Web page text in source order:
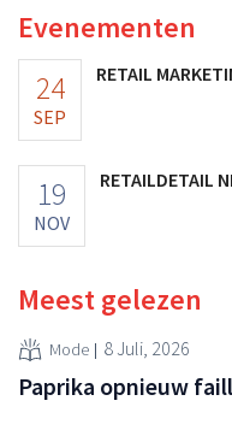
Evenementen
24
SEP
RETAIL
19
NOV
RETAILDETAIL
Meest gelezen
Mode 8 Juli, 2026
Paprika opnieuw